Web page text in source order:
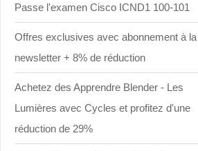
Passe l'examen Cisco ICND1 100-101
Offres exclusives avec abonnement à la
newsletter + 8% de réduction
Achetez des Apprendre Blender - Les
Lumières avec Cycles et profitez d'une
réduction de 29%